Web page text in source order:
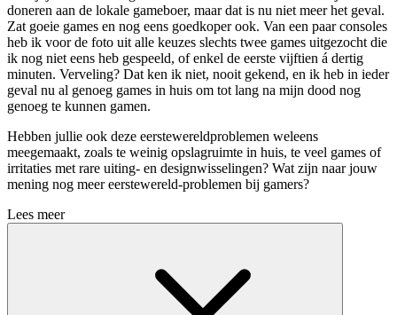
doneren aan de lokale gameboer, maar dat is nu niet meer het geval.
Zat goeie games en nog eens goedkoper ook. Van een paar consoles
heb ik voor de foto uit alle keuzes slechts twee games uitgezocht die
ik nog niet eens heb gespeeld, of enkel de eerste vijftien á dertig
minuten. Verveling? Dat ken ik niet, nooit gekend, en ik heb in ieder
geval nu al genoeg games in huis om tot lang na mijn dood nog
genoeg te kunnen gamen.
Hebben jullie ook deze eerstewereldproblemen weleens
meegemaakt, zoals te weinig opslagruimte in huis, te veel games of
irritaties met rare uiting- en designwisselingen? Wat zijn naar jouw
mening nog meer eerstewereld-problemen bij gamers?
Lees meer